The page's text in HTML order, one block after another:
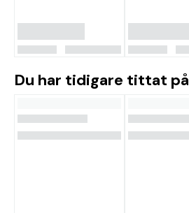
Du har tidigare tittat på